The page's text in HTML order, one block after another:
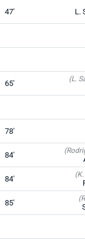
47' L.
65' (L.
78'
84'
84'
85'